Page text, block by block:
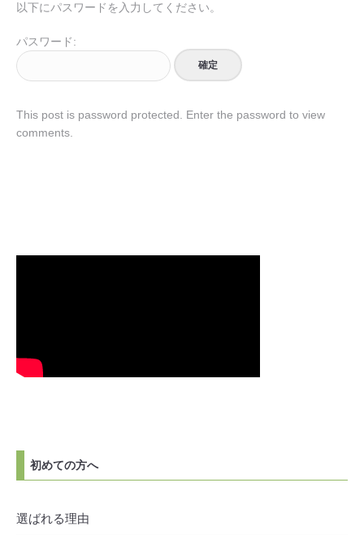
以下にパスワードを入力してください。
パスワード:
This post is password protected. Enter the password to view
comments.
初めての方へ
選ばれる理由